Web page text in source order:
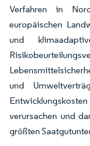
Verfahren in
europäischen
und
und
verursachen und
größten